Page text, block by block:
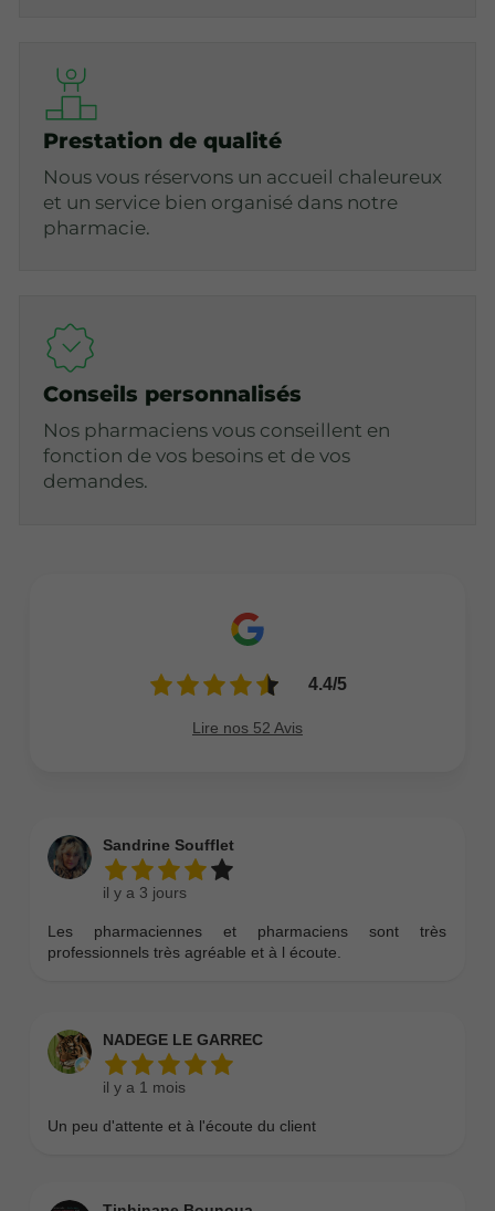
Prestation de qualité
Nous vous réservons un accueil chaleureux
et un service bien organisé dans notre
pharmacie.
Conseils personnalisés
Nos pharmaciens vous conseillent en
fonction de vos besoins et de vos
demandes.